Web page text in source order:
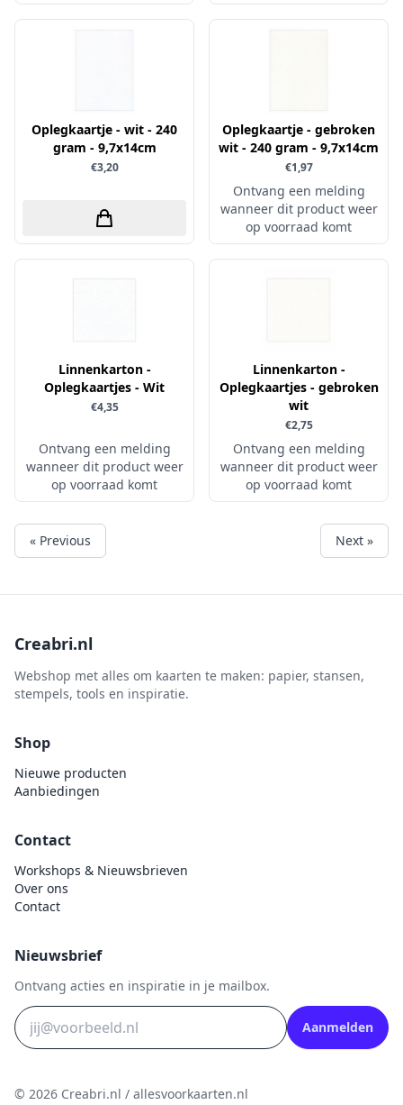
Oplegkaartje - wit - 240
gram - 9,7x14cm
€3,20
Oplegkaartje - gebroken
wit - 240 gram - 9,7x14cm
€1,97
Ontvang een melding
wanneer dit product weer
op voorraad komt
Linnenkarton -
Oplegkaartjes - Wit
€4,35
Ontvang een melding
wanneer dit product weer
op voorraad komt
Linnenkarton -
Oplegkaartjes - gebroken
wit
€2,75
Ontvang een melding
wanneer dit product weer
op voorraad komt
« Previous Next »
Creabri.nl
Webshop met alles om kaarten te maken: papier, stansen,
stempels, tools en inspiratie.
Shop
Nieuwe producten
Aanbiedingen
Contact
Workshops & Nieuwsbrieven
Over ons
Contact
Nieuwsbrief
Ontvang acties en inspiratie in je mailbox.
Aanmelden
© 2026 Creabri.nl / allesvoorkaarten.nl